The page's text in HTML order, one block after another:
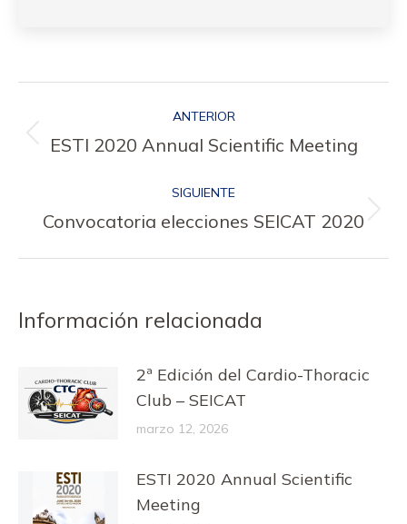
entre
ANTERIOR
Publicación
ESTI 2020 Annual Scientific Meeting
SIGUIENTE
Publicación
Convocatoria elecciones SEICAT 2020
Información relacionada
2ª Edición del Cardio-Thoracic
Club – SEICAT
marzo 12, 2026
ESTI 2020 Annual Scientific
Meeting